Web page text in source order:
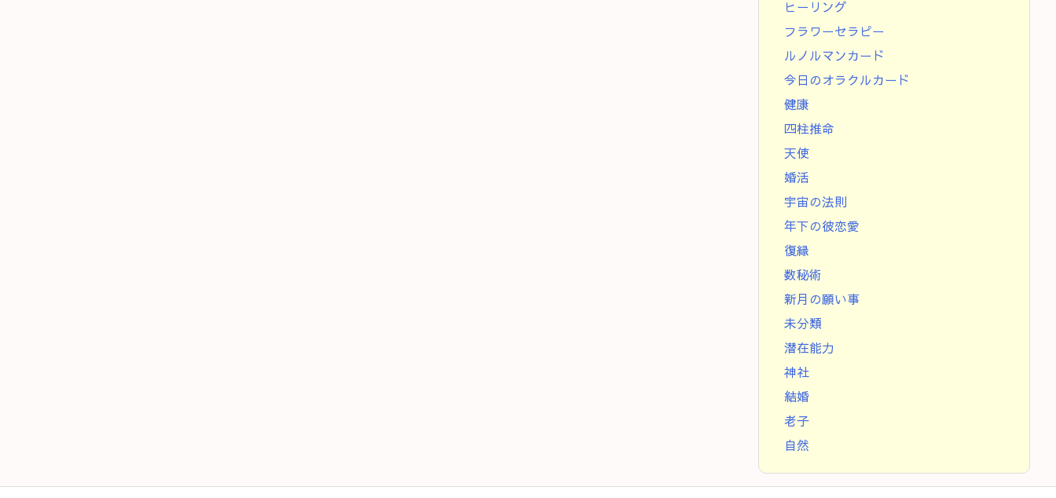
ヒーリング
フラワーセラピー
ルノルマンカード
今日のオラクルカード
健康
四柱推命
天使
婚活
宇宙の法則
年下の彼恋愛
復縁
数秘術
新月の願い事
未分類
潜在能力
神社
結婚
老子
自然